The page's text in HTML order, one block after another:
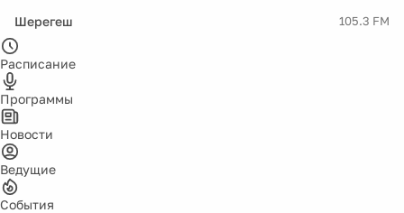
Шерегеш 105.3 FM
Расписание
Программы
Новости
Ведущие
События